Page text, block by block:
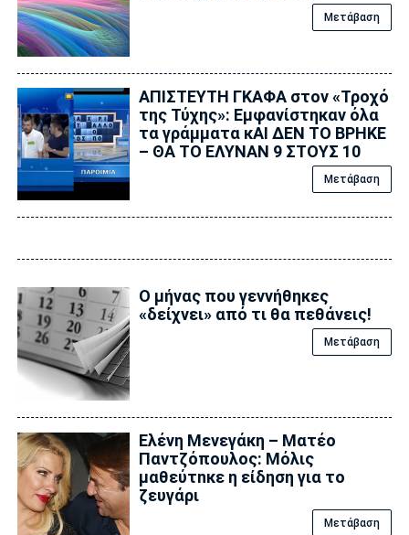
Μετάβαση
ΑΠΙΣΤΕΥΤΗ ΓΚΑΦΑ στον «Τροχό
της Τύχης»: Εμφανίστηκαν όλα
τα γράμματα κΑΙ ΔΕΝ ΤΟ ΒΡΗΚΕ
– ΘΑ ΤΟ ΕΛΥΝΑΝ 9 ΣΤΟΥΣ 10
Μετάβαση
Ο μήνας που γεννήθηκες
«δείχνει» από τι θα πεθάνεις!
Μετάβαση
Ελένη Μενεγάκη – Ματέο
Παντζόπουλος: Μόλις
μαθεύτnκε η είδηση για το
ζευγάρι
Μετάβαση